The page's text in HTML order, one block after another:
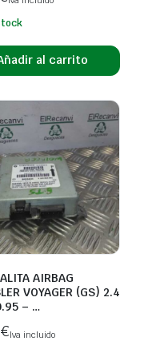
al carrito
AIRBAG
VOYAGER (GS) 2.4
– …
€Iva incluido